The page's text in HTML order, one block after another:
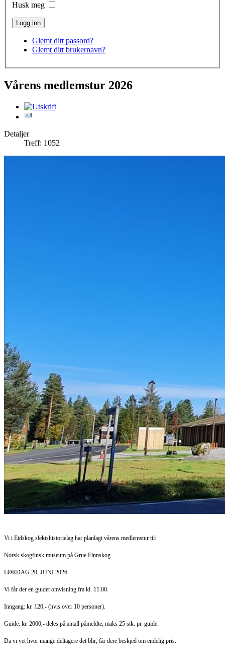
Husk meg
Glemt ditt passord?
Glemt ditt brukernavn?
Vårens medlemstur 2026
Detaljer
Treff: 1052
Vi i Eidskog slektshistorielag har planlagt vårens medlemstur til:
Norsk skogfinsk museum på Grue Finnskog
LØRDAG 20. JUNI 2026.
Vi får der en guidet omvisning fra kl. 11.00.
Inngang: kr. 120,- (hvis over 10 personer).
Guide: kr. 2000,- deles på antall påmeldte, maks 25 stk. pr. guide.
Da vi vet hvor mange deltagere det blir, får dere beskjed om endelig pris.